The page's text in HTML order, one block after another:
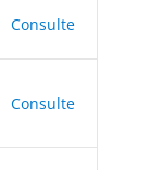
Consulte
Consulte